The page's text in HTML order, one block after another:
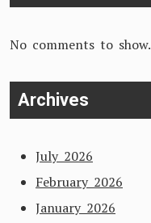
No comments to show.
Archives
July 2026
February 2026
January 2026